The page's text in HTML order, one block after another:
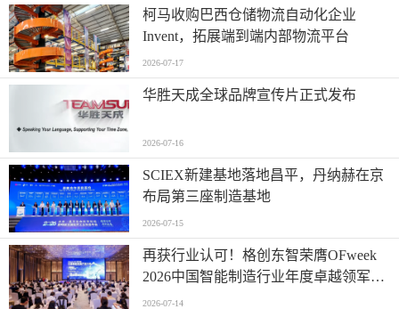
柯马收购巴西仓储物流自动化企业
Invent，拓展端到端内部物流平台
2026-07-17
华胜天成全球品牌宣传片正式发布
2026-07-16
SCIEX新建基地落地昌平，丹纳赫在京
布局第三座制造基地
2026-07-15
再获行业认可！格创东智荣膺OFweek
2026中国智能制造行业年度卓越领军企
业奖
2026-07-14